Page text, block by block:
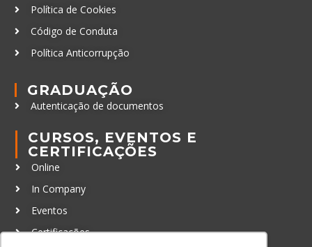
Política de Cookies
Código de Conduta
Política Anticorrupção
GRADUAÇÃO
Autenticação de documentos
CURSOS, EVENTOS E
CERTIFICAÇÕES
Online
In Company
Eventos
Certificações